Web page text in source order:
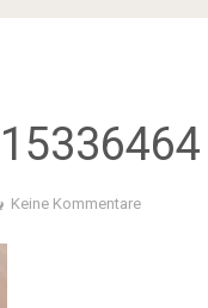
Keine Kommentare